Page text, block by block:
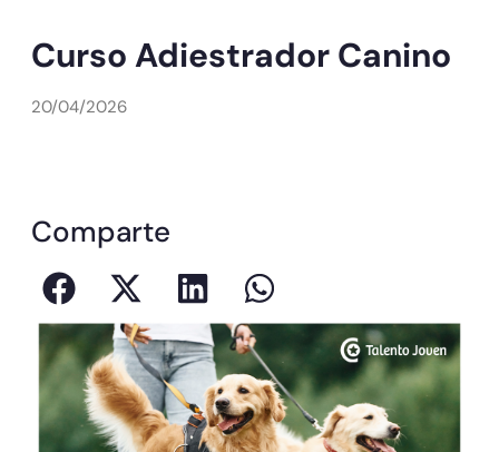
Curso Adiestrador Canino
20/04/2026
Comparte